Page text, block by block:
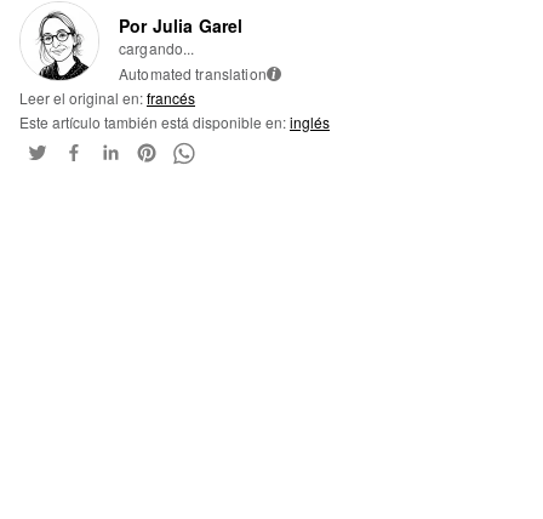
Por Julia Garel
cargando...
Automated translation i
Leer el original en:francés
Este artículo también está disponible en:inglés